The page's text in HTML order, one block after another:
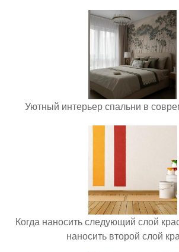
Уютный интерьер спальни в
Когда наносить следующий слой
наносить второй слой